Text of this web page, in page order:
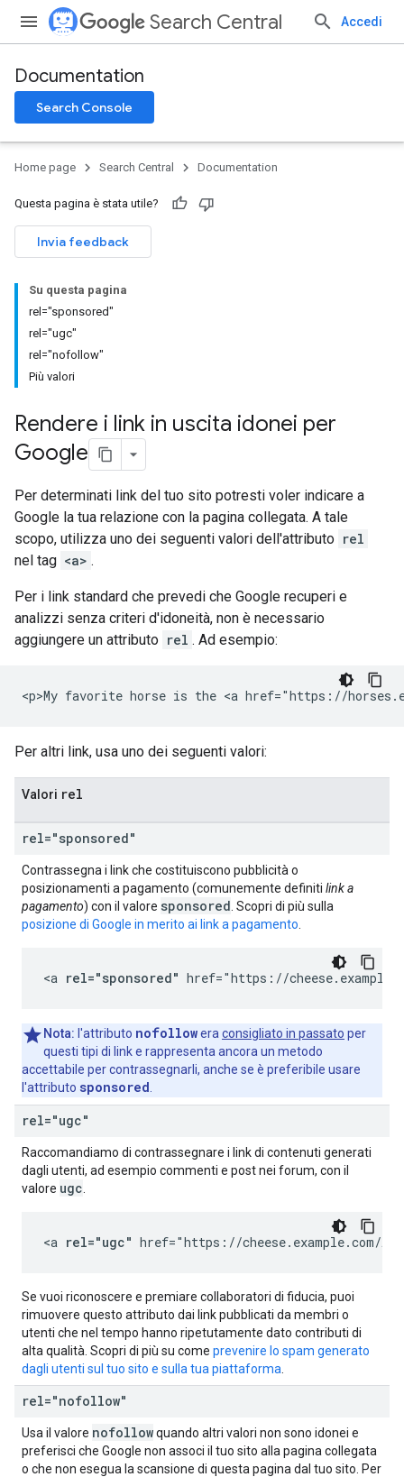
Search Central Accedi
Documentation
Search Console
Home page Search Central Documentation
Questa pagina è stata utile?
Invia feedback
Su questa pagina
rel="sponsored"
rel="ugc"
rel="nofollow"
Più valori
Rendere i link in uscita idonei per
Google
Per determinati link del tuo sito potresti voler indicare a
Google la tua relazione con la pagina collegata. A tale
scopo, utilizza uno dei seguenti valori dell'attributo rel
nel tag <a> .
Per i link standard che prevedi che Google recuperi e
analizzi senza criteri d'idoneità, non è necessario
aggiungere un attributo rel . Ad esempio:
<p>My favorite horse is the <a href="https://
Per altri link, usa uno dei seguenti valori:
Valori rel
rel="sponsored"
Contrassegna i link che costituiscono pubblicità o
posizionamenti a pagamento (comunemente definiti link a
pagamento) con il valore sponsored . Scopri di più sulla
posizione di Google in merito ai link a pagamento
<a rel="sponsored" href="https://
Nota: l'attributo nofollowera consigliato in passato per
questi tipi di link e rappresenta ancora un metodo
accettabile per contrassegnarli, anche se è preferibile usare
l'attributo sponsored
rel="ugc"
Raccomandiamo di contrassegnare i link di contenuti generati
dagli utenti, ad esempio commenti e post nei forum, con il
valore ugc
<a rel="ugc" href="https://cheese.example.com/
Se vuoi riconoscere e premiare collaboratori di fiducia, puoi
rimuovere questo attributo dai link pubblicati da membri o
utenti che nel tempo hanno ripetutamente dato contributi di
alta qualità. Scopri di più su come prevenire lo spam generato
dagli utenti sul tuo sito e sulla tua piattaforma
rel="nofollow"
Usa il valore nofollowquando altri valori non sono idonei e
preferisci che Google non associ il tuo sito alla pagina collegata
o che non esegua la scansione di questa pagina dal tuo sito. Per